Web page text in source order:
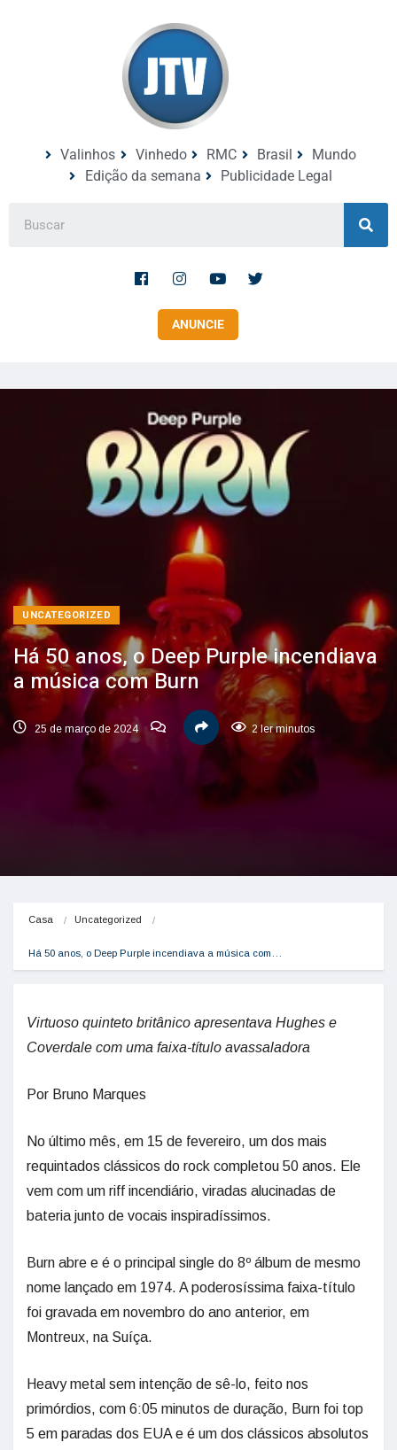
Valinhos Vinhedo RMC Brasil
Mundo
Edição da semana
Publicidade Legal
ANUNCIE
UNCATEGORIZED
Há 50 anos, o Deep Purple incendiava
a música com Burn
25 de março de 2024 2 ler minutos
Casa Uncategorized
Há 50 anos, o Deep Purple incendiava a música com…
Virtuoso quinteto britânico apresentava Hughes e
Coverdale com uma faixa-título avassaladora
Por Bruno Marques
No último mês, em 15 de fevereiro, um dos mais
requintados clássicos do rock completou 50 anos. Ele
vem com um riff incendiário, viradas alucinadas de
bateria junto de vocais inspiradíssimos.
Burn abre e é o principal single do 8º álbum de mesmo
nome lançado em 1974. A poderosíssima faixa-título
foi gravada em novembro do ano anterior, em
Montreux, na Suíça.
Heavy metal sem intenção de sê-lo, feito nos
primórdios, com 6:05 minutos de duração, Burn foi top
5 em paradas dos EUA e é um dos clássicos absolutos